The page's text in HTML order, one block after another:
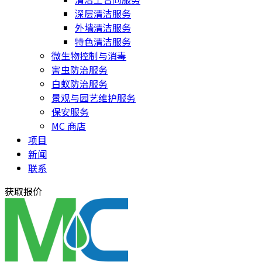
深层清洁服务
外墙清洁服务
特色清洁服务
微生物控制与消毒
害虫防治服务
白蚁防治服务
景观与园艺维护服务
保安服务
MC 商店
项目
新闻
联系
获取报价